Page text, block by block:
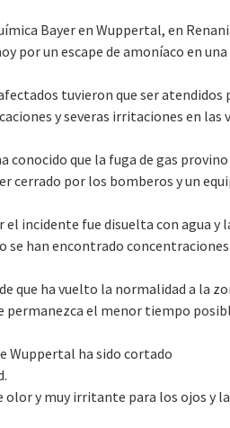
Bayer en Wuppertal, en
por un escape de amoníaco en una
tuvieron que ser atendidos
y severas irritaciones en las
conocido que la fuga de gas provino
cerrado por los bomberos y un
el incidente fue disuelta con agua y
se han encontrado concentraciones
que ha vuelto la normalidad a la
permanezca el menor tiempo
Wuppertal ha sido cortado
y muy irritante para los ojos y